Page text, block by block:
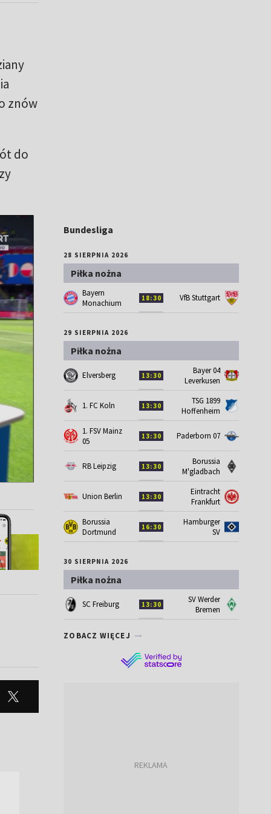
znów
do
Bundesliga
28 SIERPNIA 2026
Piłka nożna
Bayern
Monachium
18:30 VfB Stuttgart
29 SIERPNIA 2026
Piłka nożna
Elversberg 13:30
Bayer 04
Leverkusen
1. FC Koln 13:30
TSG 1899
Hoffenheim
1. FSV Mainz
05
13:30 Paderborn 07
RB Leipzig 13:30
Borussia
M'gladbach
Union Berlin 13:30
Eintracht
Frankfurt
Borussia
Dortmund
16:30
Hamburger
SV
30 SIERPNIA 2026
Piłka nożna
SC Freiburg 13:30
SV Werder
Bremen
ZOBACZ WIĘCEJ